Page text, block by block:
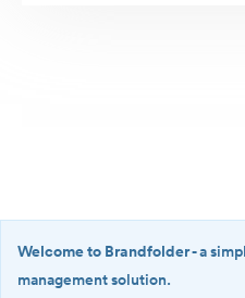
Welcome to Brandfolder- a
management solution.